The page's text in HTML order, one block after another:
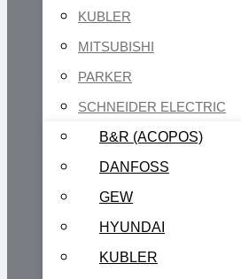
KUBLER
MITSUBISHI
PARKER
SCHNEIDER ELECTRIC
B&R (ACOPOS)
DANFOSS
GEW
HYUNDAI
KUBLER